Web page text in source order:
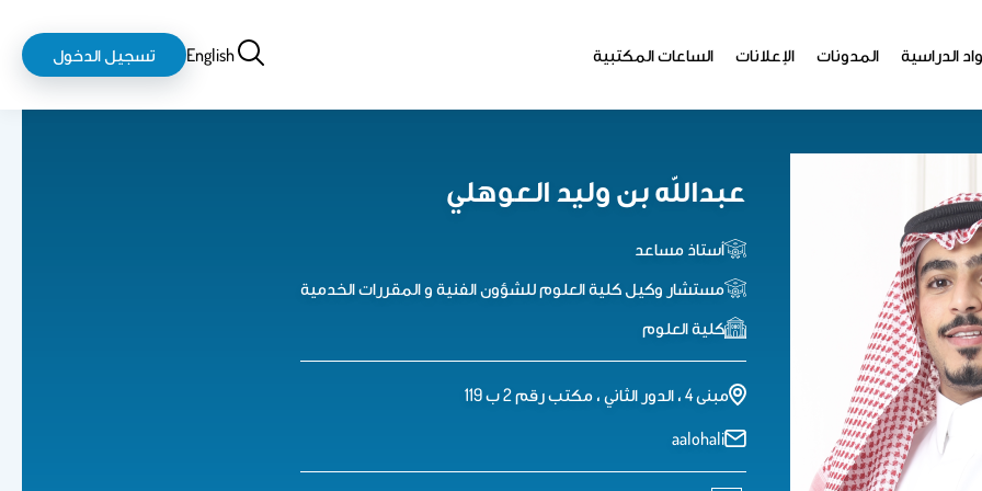
الدراسية المدونات الإعلانات الساعات المكتبية بحثEnglish
login-
logout
تسجيل الدخول
عبدالله بن وليد العوهلي
أستاذ مساعد
مستشار وكيل كلية العلوم للشؤون الفنية و المقررات الخدمية
كلية العلوم
مبنى 4 ، الدور الثاني ، مكتب رقم 2 ب 119
aalohali